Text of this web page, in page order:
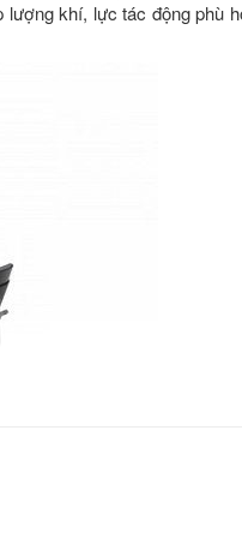
khí, lực tác động phù